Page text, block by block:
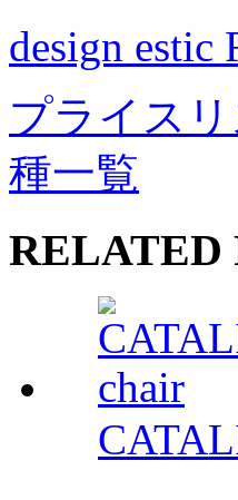
design estic
プライス
種一覧
RELATED